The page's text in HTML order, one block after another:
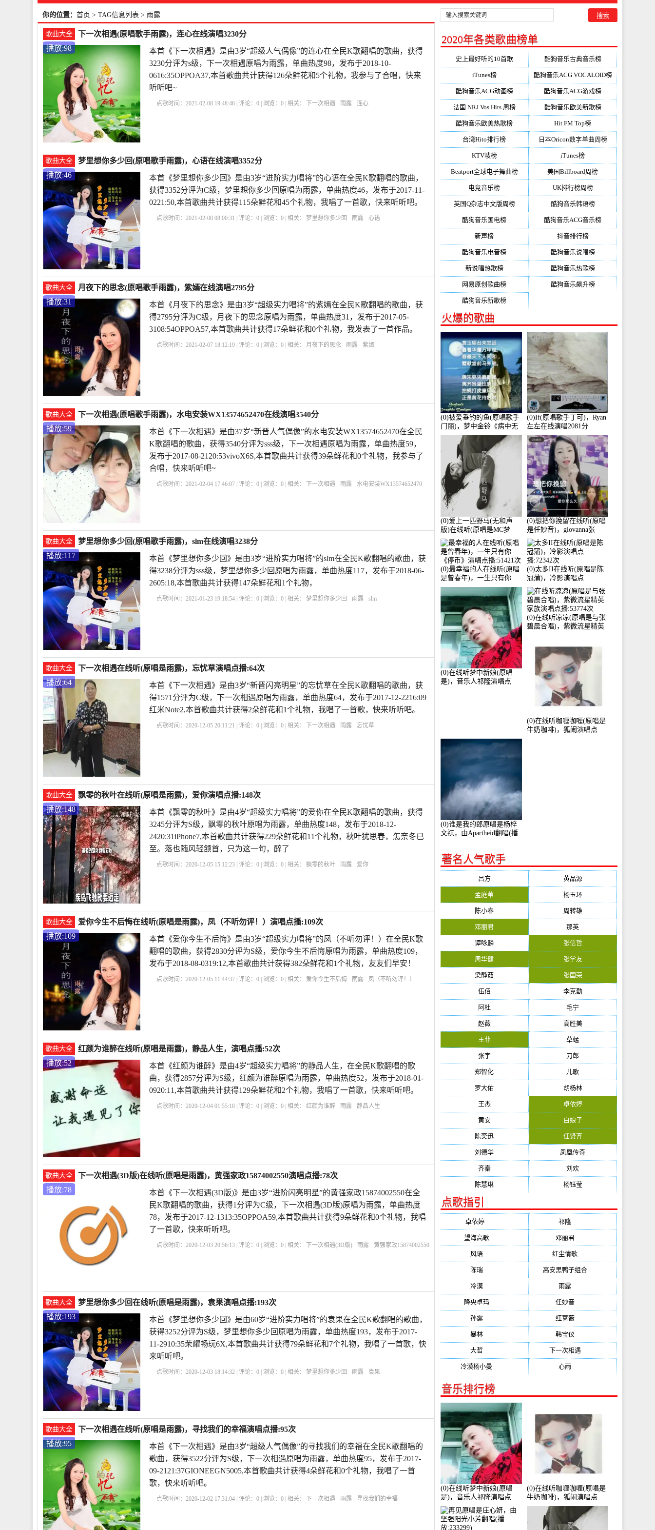
你的位置： 首页 > TAG信息列表 > 雨露
歌曲大全
下一次相遇(原唱歌手雨露)，连心在线演唱3230分
播放:98
本首《下一次相遇》是由3岁“超级人气偶像”的连心在全民K歌翻唱的歌曲，获得
3230分评为s级，下一次相遇原唱为雨露，单曲热度98，发布于2018-10-
0616:35OPPOA37,本首歌曲共计获得126朵鲜花和5个礼物，我参与了合唱，快来
听听吧~
点歌时间：2021-02-08 19:48:46 | 评论：0 | 浏览：0 | 相关： 下一次相遇 雨露 连心
歌曲大全
梦里想你多少回(原唱歌手雨露)，心语在线演唱3352分
播放:46
本首《梦里想你多少回》是由3岁“进阶实力唱将”的心语在全民K歌翻唱的歌曲，
获得3352分评为C级，梦里想你多少回原唱为雨露，单曲热度46，发布于2017-11-
0221:50,本首歌曲共计获得115朵鲜花和45个礼物，我唱了一首歌，快来听听吧。
点歌时间：2021-02-08 08:00:31 | 评论：0 | 浏览：0 | 相关： 梦里想你多少回 雨露 心语
歌曲大全
月夜下的思念(原唱歌手雨露)，紫嫣在线演唱2795分
播放:31
本首《月夜下的思念》是由3岁“超级实力唱将”的紫嫣在全民K歌翻唱的歌曲，获
得2795分评为C级，月夜下的思念原唱为雨露，单曲热度31，发布于2017-05-
3108:54OPPOA57,本首歌曲共计获得17朵鲜花和0个礼物，我发表了一首作品。
点歌时间：2021-02-07 18:12:19 | 评论：0 | 浏览：0 | 相关： 月夜下的思念 雨露 紫嫣
歌曲大全
下一次相遇(原唱歌手雨露)，水电安装WX13574652470在线演唱3540分
播放:59
本首《下一次相遇》是由37岁“新晋人气偶像”的水电安装WX13574652470在全民
K歌翻唱的歌曲，获得3540分评为sss级，下一次相遇原唱为雨露，单曲热度59，
发布于2017-08-2120:53vivoX6S,本首歌曲共计获得39朵鲜花和0个礼物，我参与了
合唱，快来听听吧~
点歌时间：2021-02-04 17:46:07 | 评论：0 | 浏览：0 | 相关： 下一次相遇 雨露 水电安装WX13574652470
歌曲大全
梦里想你多少回(原唱歌手雨露)，slm在线演唱3238分
播放:117
本首《梦里想你多少回》是由3岁“进阶实力唱将”的slm在全民K歌翻唱的歌曲，获
得3238分评为sss级，梦里想你多少回原唱为雨露，单曲热度117，发布于2018-06-
2605:18,本首歌曲共计获得147朵鲜花和1个礼物，
点歌时间：2021-01-23 19:18:54 | 评论：0 | 浏览：0 | 相关： 梦里想你多少回 雨露 slm
歌曲大全
下一次相遇在线听(原唱是雨露)，忘忧草演唱点播:64次
播放:64
本首《下一次相遇》是由3岁“新晋闪亮明星”的忘忧草在全民K歌翻唱的歌曲，获
得1571分评为C级，下一次相遇原唱为雨露，单曲热度64，发布于2017-12-2216:09
红米Note2,本首歌曲共计获得2朵鲜花和1个礼物，我唱了一首歌，快来听听吧。
点歌时间：2020-12-05 20:11:21 | 评论：0 | 浏览：0 | 相关： 下一次相遇 雨露 忘忧草
歌曲大全
飘零的秋叶在线听(原唱是雨露)，爱你演唱点播:148次
播放:148
本首《飘零的秋叶》是由4岁“超级实力唱将”的爱你在全民K歌翻唱的歌曲，获得
3245分评为S级，飘零的秋叶原唱为雨露，单曲热度148，发布于2018-12-
2420:31iPhone7,本首歌曲共计获得229朵鲜花和11个礼物，秋叶犹思春，怎奈冬已
至。落也随风轻颔首，只为这一句，醉了
点歌时间：2020-12-05 15:12:23 | 评论：0 | 浏览：0 | 相关： 飘零的秋叶 雨露 爱你
歌曲大全
爱你今生不后悔在线听(原唱是雨露)，凤（不听勿评！）演唱点播:109次
播放:109
本首《爱你今生不后悔》是由3岁“超级实力唱将”的凤（不听勿评！）在全民K歌
翻唱的歌曲，获得2830分评为S级，爱你今生不后悔原唱为雨露，单曲热度109，
发布于2018-08-0319:12,本首歌曲共计获得382朵鲜花和1个礼物，友友们早安！
点歌时间：2020-12-05 11:44:37 | 评论：0 | 浏览：0 | 相关： 爱你今生不后悔 雨露 凤（不听勿评！）
歌曲大全
红颜为谁醉在线听(原唱是雨露)，静品人生，演唱点播:52次
播放:52
本首《红颜为谁醉》是由4岁“超级实力唱将”的静品人生，在全民K歌翻唱的歌
曲，获得2857分评为S级，红颜为谁醉原唱为雨露，单曲热度52，发布于2018-01-
0920:11,本首歌曲共计获得129朵鲜花和2个礼物，我唱了一首歌，快来听听吧。
点歌时间：2020-12-04 01:55:18 | 评论：0 | 浏览：0 | 相关： 红颜为谁醉 雨露 静品人生
歌曲大全
下一次相遇(3D版)在线听(原唱是雨露)，黄强家政15874002550演唱点播:78次
播放:78
本首《下一次相遇(3D版)》是由3岁“进阶闪亮明星”的黄强家政15874002550在全
民K歌翻唱的歌曲，获得1分评为C级，下一次相遇(3D版)原唱为雨露，单曲热度
78，发布于2017-12-1313:35OPPOA59,本首歌曲共计获得9朵鲜花和0个礼物，我唱
了一首歌，快来听听吧。
点歌时间：2020-12-03 20:56:13 | 评论：0 | 浏览：0 | 相关： 下一次相遇(3D版) 雨露 黄强家政15874002550
歌曲大全
梦里想你多少回在线听(原唱是雨露)，袁果演唱点播:193次
播放:193
本首《梦里想你多少回》是由60岁“进阶实力唱将”的袁果在全民K歌翻唱的歌曲，
获得3252分评为S级，梦里想你多少回原唱为雨露，单曲热度193，发布于2017-
11-2910:35荣耀畅玩6X,本首歌曲共计获得79朵鲜花和7个礼物，我唱了一首歌，快
来听听吧。
点歌时间：2020-12-03 18:14:32 | 评论：0 | 浏览：0 | 相关： 梦里想你多少回 雨露 袁果
歌曲大全
下一次相遇在线听(原唱是雨露)，寻找我们的幸福演唱点播:95次
播放:95
本首《下一次相遇》是由3岁“超级人气偶像”的寻找我们的幸福在全民K歌翻唱的
歌曲，获得3522分评为S级，下一次相遇原唱为雨露，单曲热度95，发布于2017-
09-2121:37GIONEEGN5005,本首歌曲共计获得4朵鲜花和0个礼物，我唱了一首
歌，快来听听吧。
点歌时间：2020-12-02 17:31:04 | 评论：0 | 浏览：0 | 相关： 下一次相遇 雨露 寻找我们的幸福
2020年各类歌曲榜单
史上最好听的10首歌 酷狗音乐古典音乐榜
iTunes榜 酷狗音乐ACG VOCALOID榜
酷狗音乐ACG动画榜 酷狗音乐ACG游戏榜
法国 NRJ Vos Hits 周榜 酷狗音乐欧美新歌榜
酷狗音乐欧美热歌榜 Hit FM Top榜
台湾Hito排行榜 日本Oricon数字单曲周榜
KTV唛榜 iTunes榜
Beatport全球电子舞曲榜 美国Billboard周榜
电竞音乐榜 UK排行榜周榜
英国Q杂志中文版周榜 酷狗音乐韩语榜
酷狗音乐国电榜 酷狗音乐ACG音乐榜
新声榜 抖音排行榜
酷狗音乐电音榜 酷狗音乐说唱榜
新说唱热歌榜 酷狗音乐热歌榜
网易原创歌曲榜 酷狗音乐飙升榜
酷狗音乐新歌榜
火爆的歌曲
(0)被爱垂钓的鱼(原唱歌手
门丽)，梦中金铃《病中无
法回复大家》在线演唱
3586分
(0)If(原唱歌手丁可)，Ryan
左左在线演唱2081分
(0)爱上一匹野马(无和声
版)在线听(原唱是MC梦
柯)，冰鑫Asce演唱点
播:178815次
(0)想把你挽留在线听(原唱
是任妙音)，giovanna张
【任96】演唱点播:60173次
(0)最幸福的人在线听(原唱
是曾春年)，一生只有你
《停币》演唱点播:51421次
(0)太多II在线听(原唱是陈
冠蒲)，冷影演唱点
播:72342次
(0)在线听梦中新娘(原唱
是)，音乐人祁隆演唱点
(0)在线听凉凉(原唱是与张
碧晨合唱)，紫微流星精英
(0)在线听咖喱咖喱(原唱是
牛奶咖啡)，狐闹演唱点
(0)谁是我的郎原唱是杨梓
文祺，由Apartheid翻唱(播
著名人气歌手
吕方 黄品源
孟庭苇 杨玉环
陈小春 周转雄
邓丽君 那英
谭咏麟 张信哲
周华健 张学友
梁静茹 张国荣
伍佰 李克勤
阿杜 毛宁
赵薇 高胜美
王菲 草蜢
张宇 刀郎
郑智化 儿歌
罗大佑 胡杨林
王杰 卓依婷
黄安 白娘子
陈奕迅 任贤齐
刘德华 凤凰传奇
齐秦 刘欢
陈慧琳 杨钰莹
点歌指引
卓依婷(1378) 祁隆
望海高歌(601) 邓丽君(555)
风语(543) 红尘情歌
陈瑞(459) 高安黑鸭子组合(388)
冷漠(355) 雨露
降央卓玛(347) 任妙音(321)
孙露(321) 红蔷薇(311)
暴林(304) 韩宝仪
大哲(247) 下一次相遇
冷漠杨小曼 心雨
音乐排行榜
(0)在线听梦中新娘(原唱
是)，音乐人祁隆演唱点
播:2713192次
(0)在线听咖喱咖喱(原唱是
牛奶咖啡)，狐闹演唱点
播:287579次